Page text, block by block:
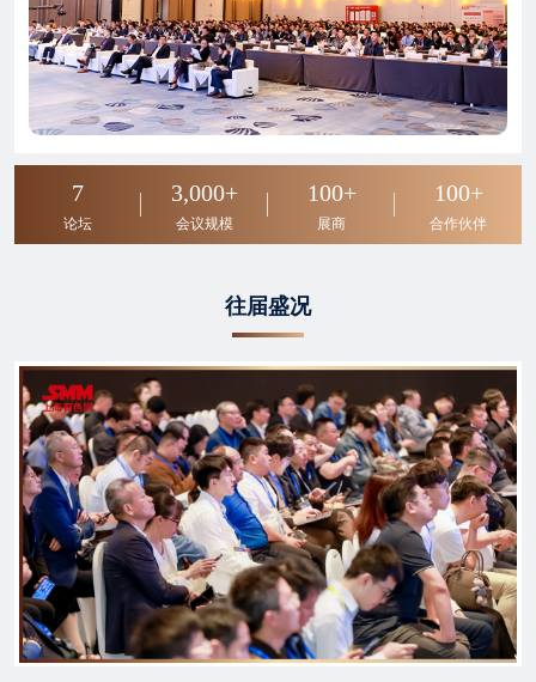
7
论坛
3,000+
会议规模
100+
展商
100+
合作伙伴
往届盛况